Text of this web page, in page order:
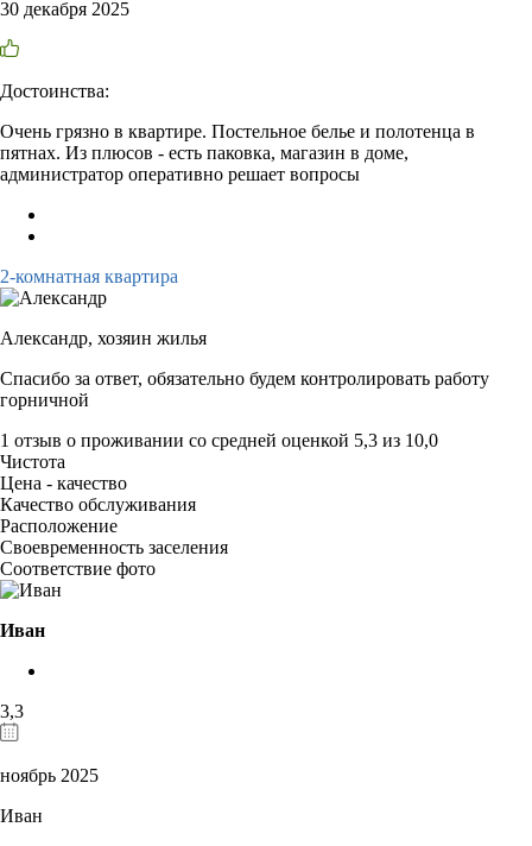
30 декабря 2025
Достоинства:
Очень грязно в квартире. Постельное белье и полотенца в
пятнах. Из плюсов - есть паковка, магазин в доме,
администратор оперативно решает вопросы
2-комнатная квартира
Александр, хозяин жилья
Спасибо за ответ, обязательно будем контролировать работу
горничной
1 отзыв о проживании со средней оценкой 5,3 из 10,0
Чистота
Цена - качество
Качество обслуживания
Расположение
Своевременность заселения
Соответствие фото
Иван
3,3
ноябрь 2025
Иван